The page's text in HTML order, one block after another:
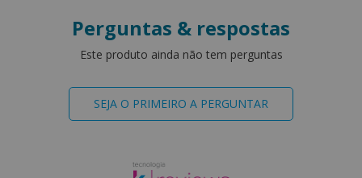
Perguntas & respostas
Este produto ainda não tem perguntas
SEJA O PRIMEIRO A PERGUNTAR